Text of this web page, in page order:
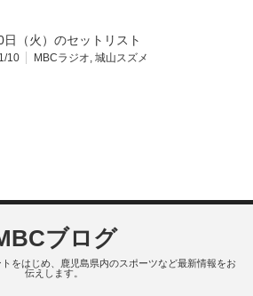
日（火）のセットリスト
10 MBCラジオ 城山スズメ
ブログ
をはじめ、鹿児島県内のスポーツなど最新情報をお
伝えします。